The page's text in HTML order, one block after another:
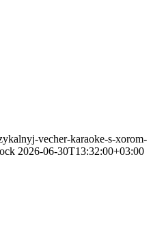
vecher-karaoke-s-xorom-
2026-06-30T13:32:00+03:00